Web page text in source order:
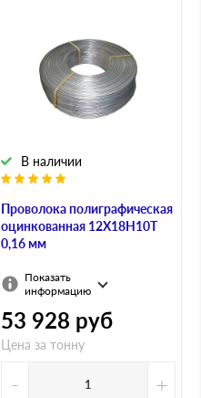
Проволока полиграфическая
оцинкованная 12Х18Н10Т
0,16 мм
В наличии
Показать
информацию
53 928 руб
Цена за тонну
- +